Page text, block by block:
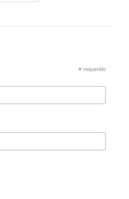
* requerido